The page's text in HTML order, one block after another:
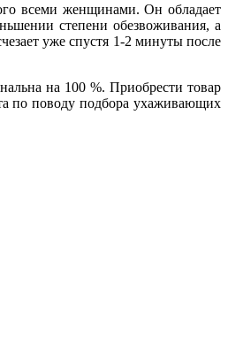
всеми женщинами. Он обладает
степени обезвоживания, а
уже спустя 1-2 минуты после
на 100 %. Приобрести товар
по поводу подбора ухаживающих